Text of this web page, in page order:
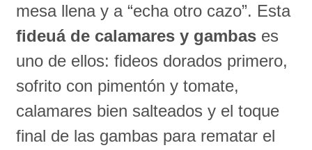
mesa llena y a “echa otro cazo”. Esta
fideuá de calamares y gambas es
uno de ellos: fideos dorados primero,
sofrito con pimentón y tomate,
calamares bien salteados y el toque
final de las gambas para rematar el